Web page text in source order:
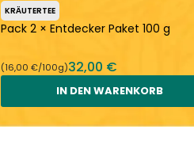
KRÄUTERTEE
Pack 2 × Entdecker Paket 100 g
(16,00 €/100g)32,00 €
IN DEN WARENKORB